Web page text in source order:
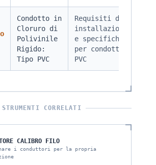
Condotto in
Cloruro di
Polivinile
Rigido:
Tipo PVC
Requisiti di
installazione
e specifiche
per condotto
PVC
STRUMENTI CORRELATI
CALIBRO FILO
i conduttori per la propria